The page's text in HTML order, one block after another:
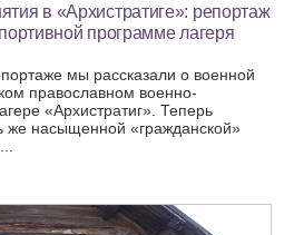
в «Архистратиге»: репортаж
программе лагеря
мы рассказали о военной
православном военно-
«Архистратиг». Теперь
же насыщенной «гражданской»